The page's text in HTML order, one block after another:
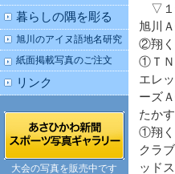
▽１
旭川
②翔
①Ｔ
エレ
ーズ
たか
①翔く
クラ
ッド
暮らしの隅を彫る
旭川のアイヌ語地名研究
紙面掲載写真のご注文
リンク
大会の写真を販売中です